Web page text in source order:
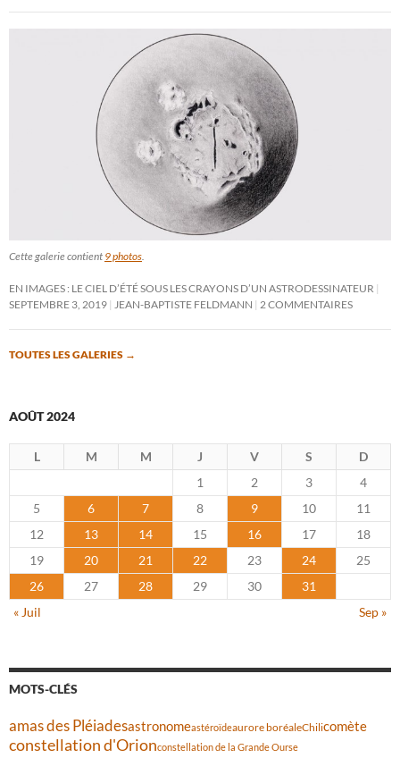
Cette galerie contient 9 photos
EN IMAGES : LE CIEL D’ÉTÉ SOUS LES CRAYONS D’UN ASTRODESSINATEUR
SEPTEMBRE 3, 2019
JEAN-BAPTISTE FELDMANN 2 COMMENTAIRES
TOUTES LES GALERIES →
AOÛT 2024
L M M J V S
D
1
2 3
4
5
6 7 8 9 10
11
12
13 14 15 16 17
18
19
20 21 22 23 24
25
26
27 28 29 30
31
« Juil
Sep »
MOTS-CLÉS
amas des Pléiadesastronomeastéroïdeaurore boréaleChilicomète
constellation d'Orionconstellation de la Grande Ourse